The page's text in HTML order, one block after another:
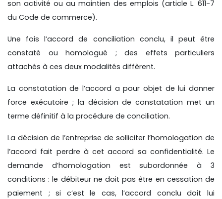
son activité ou au maintien des emplois (article L. 611-7
du Code de commerce).
Une fois l’accord de conciliation conclu, il peut être
constaté ou homologué ; des effets particuliers
attachés à ces deux modalités diffèrent.
La constatation de l’accord a pour objet de lui donner
force exécutoire ; la décision de constatation met un
terme définitif à la procédure de conciliation.
La décision de l’entreprise de solliciter l’homologation de
l’accord fait perdre à cet accord sa confidentialité. Le
demande d’homologation est subordonnée à 3
conditions : le débiteur ne doit pas être en cessation de
paiement ; si c’est le cas, l’accord conclu doit lui